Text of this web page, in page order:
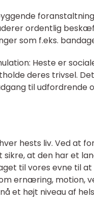
ordentlig
som f.eks.
Heste er
deres trivsel.
til udfordrende
hests liv. Ved at
at den har et
til vores evne til
ernæring, motion,
et højt niveau af